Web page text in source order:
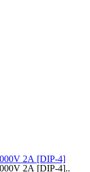
2А [DIP-4]
2А [DIP-4]..